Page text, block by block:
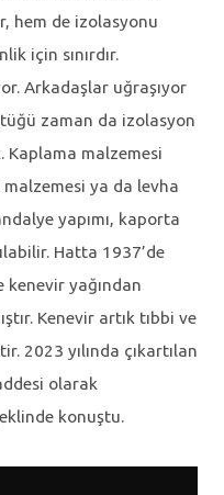
hem de izolasyonu
için sınırdır.
Arkadaşlar uğraşıyor
zaman da izolasyon
Kaplama malzemesi
malzemesi ya da levha
yapımı, kaporta
Hatta 1937’de
kenevir yağından
Kenevir artık tıbbi ve
2023 yılında çıkartılan
olarak
konuştu.